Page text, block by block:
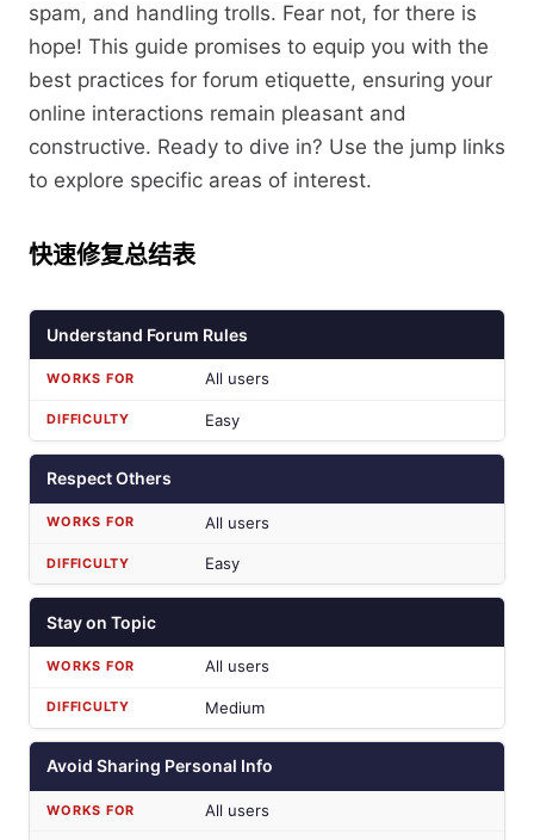
spam, and handling trolls. Fear not, for there is
hope! This guide promises to equip you with the
best practices for forum etiquette, ensuring your
online interactions remain pleasant and
constructive. Ready to dive in? Use the jump links
to explore specific areas of interest.
快速修复总结表
Understand Forum Rules
All users
Easy
Respect Others
All users
Easy
Stay on Topic
All users
Medium
Avoid Sharing Personal Info
All users